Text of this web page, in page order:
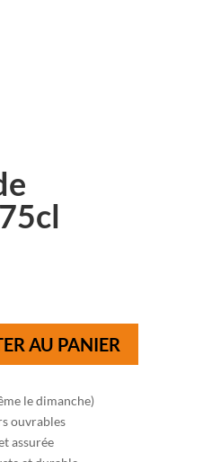
AU PANIER
le dimanche)
ouvrables
assurée